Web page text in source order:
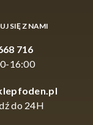
SIĘ Z NAMI
716
16:00
do 24H